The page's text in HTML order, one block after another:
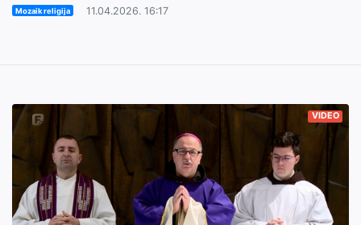
Mozaik religija 11.04.2026. 16:17
VIDEO